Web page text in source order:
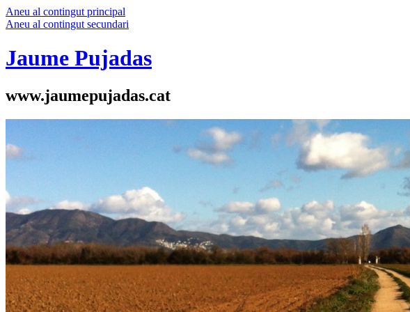
Aneu al contingut principal
Aneu al contingut secundari
Jaume Pujadas
www.jaumepujadas.cat